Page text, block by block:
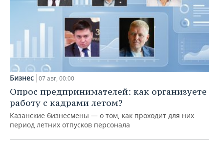
Бизнес 07 авг, 00:00
Опрос предпринимателей: как организуете
работу с кадрами летом?
Казанские бизнесмены — о том, как проходит для них
период летних отпусков персонала